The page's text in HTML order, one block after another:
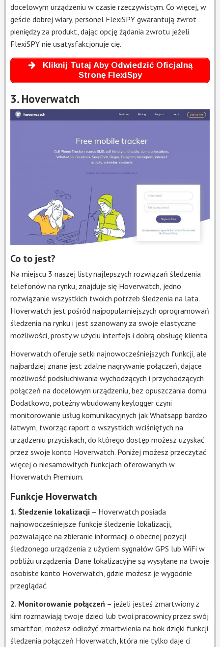
docelowym urządzeniu w czasie rzeczywistym. Co więcej, w
geście dobrej wiary, personel FlexiSPY gwarantują zwrot
pieniędzy za produkt, dając opcję żądania zwrotu jeżeli
FlexiSPY nie usatysfakcjonuje cię.
Kliknij Tutaj Aby Odwiedzić Oficjalną
Stronę FlexiSpy
3. Hoverwatch
Co to jest?
Na miejscu 3 naszej listy najlepszych rozwiązań śledzenia
telefonów na rynku, znajduje się Hoverwatch, jedno
rozwiązanie wszystkich twoich potrzeb śledzenia na lata.
Hoverwatch jest pośród najpopularniejszych oprogramowań
śledzenia na rynku i jest szanowany za swoje elastyczne
możliwości, prosty w użyciu interfejs i dobrą obsługę klienta.
Hoverwatch oferuje setki najnowocześniejszych funkcji, ale
najbardziej znane jest zdalne nagrywanie połączeń, dające
możliwość podsłuchiwania wychodzących i przychodzących
połączeń na docelowym urządzeniu, bez opuszczania domu.
Dodatkowo, potężny wbudowany keylogger czyni
monitorowanie usług komunikacyjnych jak Whatsapp bardzo
łatwym, tworząc raport o wszystkich wciśniętych na
urządzeniu przyciskach, do którego dostęp możesz uzyskać
przez swoje konto Hoverwatch. Poniżej możesz przeczytać
więcej o niesamowitych funkcjach oferowanych w
Hoverwatch Premium.
Funkcje Hoverwatch
1. Śledzenie lokalizacji – Hoverwatch posiada
najnowocześniejsze funkcje śledzenie lokalizacji,
pozwalające na zbieranie informacji o obecnej pozycji
śledzonego urządzenia z użyciem sygnałów GPS lub WiFi w
pobliżu urządzenia. Dane lokalizacyjne są wysyłane na twoje
osobiste konto Hoverwatch, gdzie możesz je wygodnie
przeglądać.
2. Monitorowanie połączeń – jeżeli jesteś zmartwiony z
kim rozmawiają twoje dzieci lub twoi pracownicy przez swój
smartfon, możesz odłożyć zmartwienia na bok dzięki funkcji
śledzenia połączeń Hoverwatch, która nie tylko daje ci